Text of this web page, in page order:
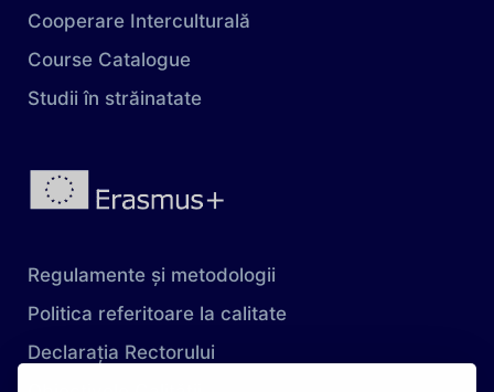
Cooperare Interculturală
Course Catalogue
Studii în străinatate
Regulamente și metodologii
Politica referitoare la calitate
Declarația Rectorului